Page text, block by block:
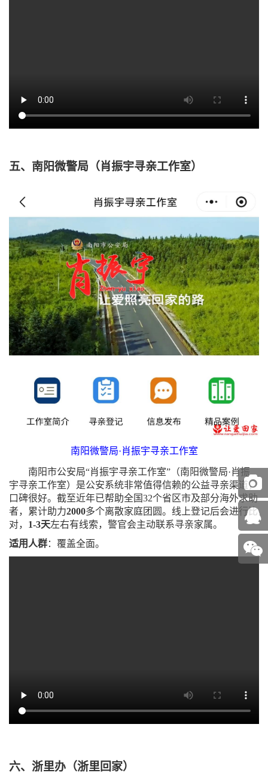
五、 南阳微警局（肖振宇寻亲工作室）
南阳微警局·肖振宇寻亲工作室
南阳市公安局“肖振宇寻亲工作室” （南阳微警局·肖振
宇寻亲工作室）是公安系统非常值得信赖的公益寻亲渠道，
口碑很好。截至近年已帮助全国32个省区市及部分海外求助
者，累计助力2000多个离散家庭团圆。 线上登记后会进行比
对， 1-3天左右有线索，警官会主动联系寻亲家属。
适用人群： 覆盖全面。
六、浙里办（浙里回家）